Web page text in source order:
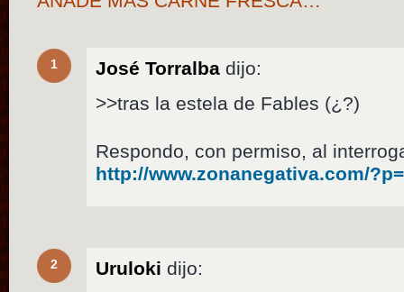
1 José Torralba dijo:
>>tras la estela de Fables (¿?)
Respondo, con permiso, al
http://www.zonanegativa.com/
2 Uruloki dijo: